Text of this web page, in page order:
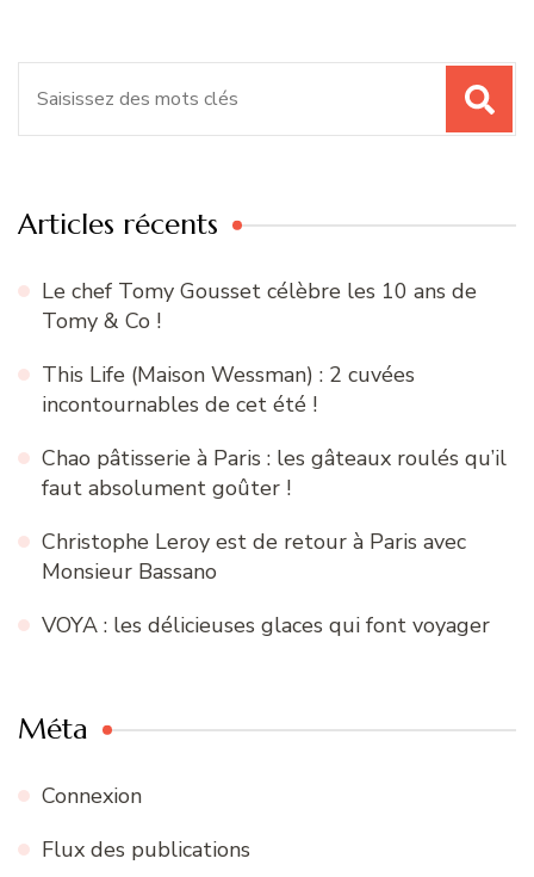
Articles récents
Le chef Tomy Gousset célèbre les 10 ans de
Tomy & Co !
This Life (Maison Wessman) : 2 cuvées
incontournables de cet été !
Chao pâtisserie à Paris : les gâteaux roulés qu’il
faut absolument goûter !
Christophe Leroy est de retour à Paris avec
Monsieur Bassano
VOYA : les délicieuses glaces qui font voyager
Méta
Connexion
Flux des publications